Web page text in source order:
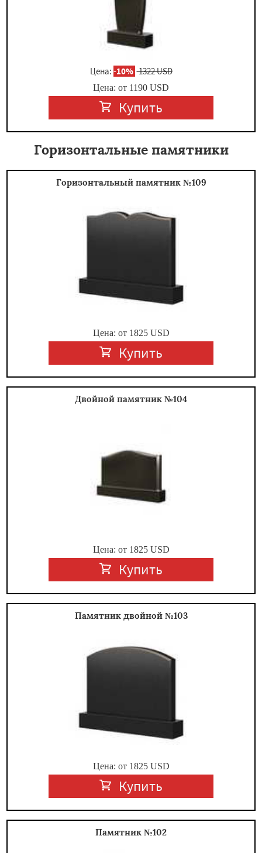
Цена: -10% 1322 USD
Цена: от 1190 USD
Купить
Горизонтальные памятники
Горизонтальный памятник №109
Цена: от 1825USD
Купить
Двойной памятник №104
Цена: от 1825USD
Купить
Памятник двойной №103
Цена: от 1825USD
Купить
Памятник №102